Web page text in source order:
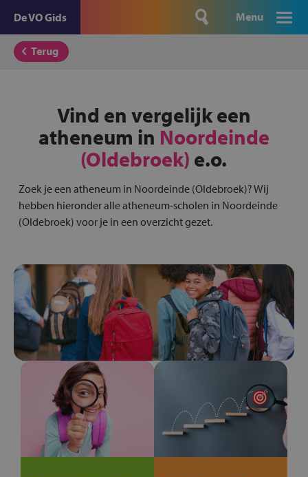
De VO Gids Menu
Terug
Vind en vergelijk een
atheneum in Noordeinde
(Oldebroek) e.o.
Zoek je een atheneum in Noordeinde (Oldebroek)? Wij
hebben hieronder alle atheneum-scholen in Noordeinde
(Oldebroek) voor je in een overzicht gezet.